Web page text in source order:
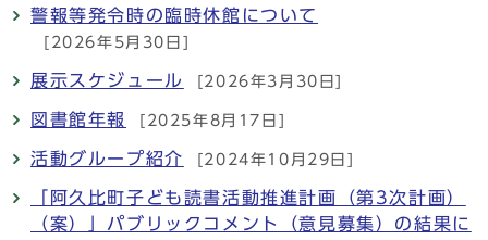
警報等発令時の臨時休館について
[2026年5月30日]
展示スケジュール [2026年3月30日]
図書館年報 [2025年8月17日]
活動グループ紹介 [2024年10月29日]
「阿久比町子ども読書活動推進計画（第3次計画）
（案）」パブリックコメント（意見募集）の結果に